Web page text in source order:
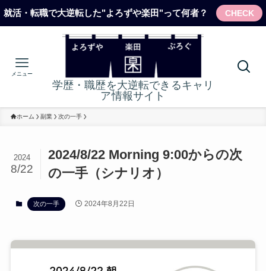
就活・転職で大逆転した"よろずや楽田"って何者？ CHECK
学歴・職歴を大逆転できるキャリ
ア情報サイト
メニュー
ホーム 副業 次の一手
2024/8/22 Morning 9:00からの次
の一手（シナリオ）
2024
8/22
次の一手 2024年8月22日